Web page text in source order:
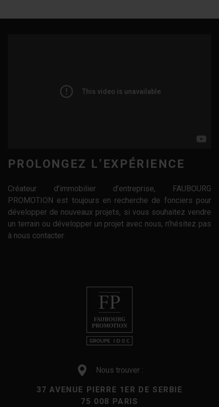
PROLONGEZ L’EXPÉRIENCE
Créateur d’immobilier d’entreprise, FAUBOURG
PROMOTION est toujours en recherche de fonciers pour
développer de nouveaux projets, si vous souhaitez vendre
un terrain ou développer un projet avec nous, n’hésitez pas
à nous contacter.
Nous trouver :
37 AVENUE PIERRE 1ER DE SERBIE
75 008 PARIS